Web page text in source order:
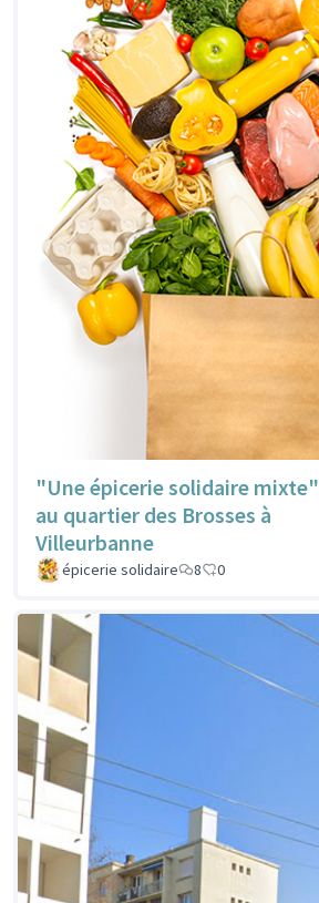
"Une épicerie solidaire mixte"
au quartier des Brosses à
Villeurbanne
épicerie solidaire 8 0